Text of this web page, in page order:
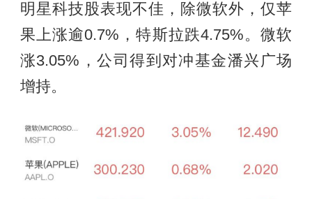
明星科技股表现不佳，除微软外，仅苹
果上涨逾0.7%，特斯拉跌4.75%。微软
涨3.05%，公司得到对冲基金潘兴广场
增持。